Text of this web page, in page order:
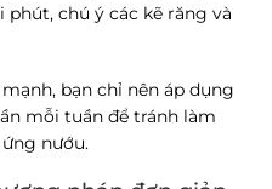
chú ý các kẽ răng và
bạn chỉ nên áp dụng
mỗi tuần để tránh làm
nướu.